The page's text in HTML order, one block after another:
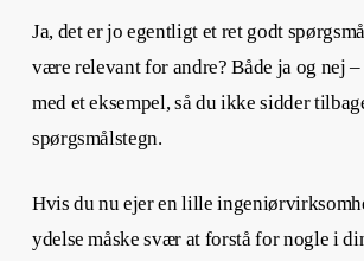
Ja, det er jo egentligt et ret godt
være relevant for andre? Både ja og nej
med et eksempel, så du ikke sidder
spørgsmålstegn.
Hvis du nu ejer en lille
ydelse måske svær at forstå for nogle i